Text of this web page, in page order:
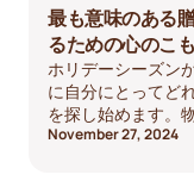
最も意味のある
るための心のこ
ホリデーシーズン
に自分にとってど
を探し始めます。
が多いですが、最
November 27, 2024